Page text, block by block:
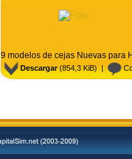
9 modelos de cejas Nuevas para
Descargar(854,3 KiB) |